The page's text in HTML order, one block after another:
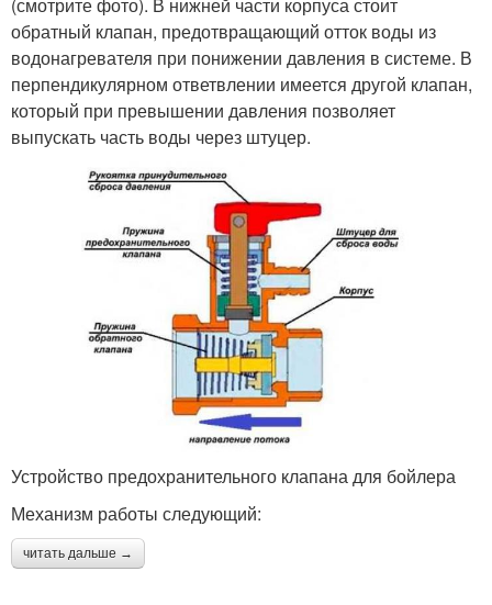
обратный клапан, предотвращающий отток воды из
водонагревателя при понижении давления в системе. В
перпендикулярном ответвлении имеется другой клапан,
который при превышении давления позволяет
выпускать часть воды через штуцер.
Устройство предохранительного клапана для бойлера
Механизм работы следующий:
читать дальше →